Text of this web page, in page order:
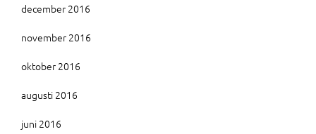
december 2016
november 2016
oktober 2016
augusti 2016
juni 2016